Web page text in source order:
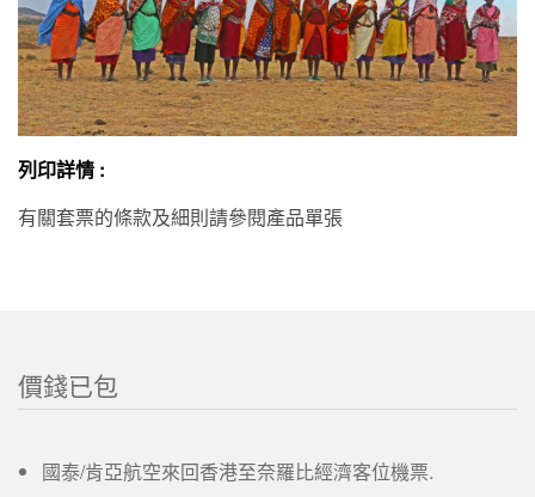
列印詳情 :
有關套票的條款及細則請參閱產品單張
價錢已包
國泰/肯亞航空來回香港至奈羅比經濟客位機票.